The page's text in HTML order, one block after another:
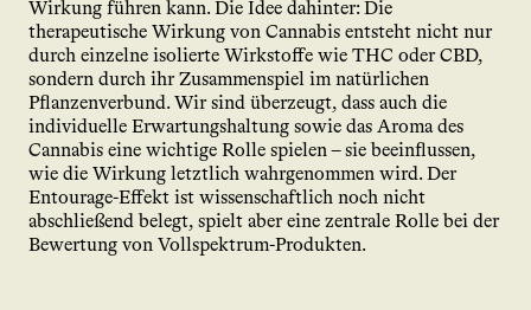
Wirkung führen kann. Die Idee dahinter: Die
therapeutische Wirkung von Cannabis entsteht nicht nur
durch einzelne isolierte Wirkstoffe wie THC oder CBD,
sondern durch ihr Zusammenspiel im natürlichen
Pflanzenverbund. Wir sind überzeugt, dass auch die
individuelle Erwartungshaltung sowie das Aroma des
Cannabis eine wichtige Rolle spielen – sie beeinflussen,
wie die Wirkung letztlich wahrgenommen wird. Der
Entourage-Effekt ist wissenschaftlich noch nicht
abschließend belegt, spielt aber eine zentrale Rolle bei der
Bewertung von Vollspektrum-Produkten.